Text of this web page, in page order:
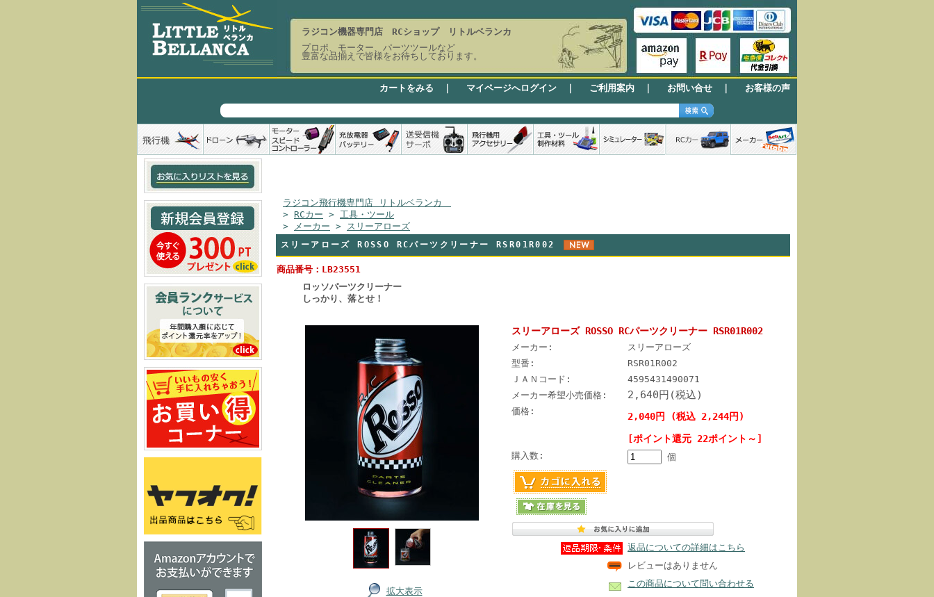
ラジコン機器専門店 RCショップ リトルベランカ
プロポ、モーター、パーツツールなど
豊富な品揃えで皆様をお待ちしております。
カートをみる マイページへログイン ご利用案内 お問い合せ お客様の声
ラジコン飛行機専門店 リトルベランカ
> RCカー > 工具・ツール
>
メーカー > スリーアローズ
スリーアローズ ROSSO RCパーツクリーナー RSR01R002
商品番号：LB23551
ロッソパーツクリーナー
しっかり、落とせ！
拡大表示
スリーアローズ ROSSO RCパーツクリーナー RSR01R002
メーカー:
スリーアローズ
型番:
RSR01R002
ＪＡＮコード:
4595431490071
メーカー希望小売価格:
2,640円(税込)
価格:
2,040円 (税込 2,244円)
[ポイント還元 22ポイント～]
購入数: 個
返品についての詳細はこちら
レビューはありません
この商品について問い合わせる